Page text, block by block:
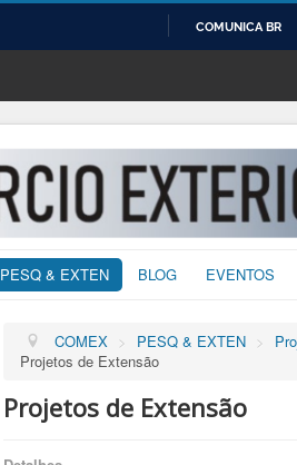
O
COMUNICA BR
PESQ & EXTEN BLOG EVENTOS
COMEX > PESQ & EXTEN >
Projetos de Extensão
Projetos de Extensão